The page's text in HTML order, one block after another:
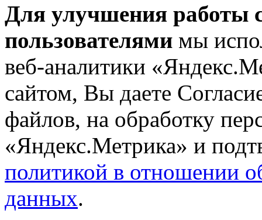
Для улучшения работы
пользователями мы
веб-аналитики
сайтом, Вы даете
файлов, на обработку
«Яндекс.Метрика» и
политикой в отношении
данных.